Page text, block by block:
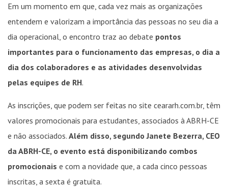
Em um momento em que, cada vez mais as organizações
entendem e valorizam a importância das pessoas no seu dia a
dia operacional, o encontro traz ao debate pontos
importantes para o funcionamento das empresas, o dia a
dia dos colaboradores e as atividades desenvolvidas
pelas equipes de RH.
As inscrições, que podem ser feitas no site ceararh.com.br, têm
valores promocionais para estudantes, associados à ABRH-CE
e não associados. Além disso, segundo Janete Bezerra, CEO
da ABRH-CE, o evento está disponibilizando combos
promocionais e com a novidade que, a cada cinco pessoas
inscritas, a sexta é gratuita.